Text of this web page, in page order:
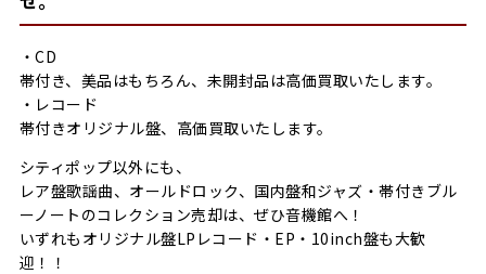
・CD
帯付き、美品はもちろん、未開封品は高価買取いたします。
・レコード
帯付きオリジナル盤、高価買取いたします。
シティポップ以外にも、
レア盤歌謡曲、オールドロック、国内盤和ジャズ・帯付きブル
ーノートのコレクション売却は、ぜひ音機館へ！
いずれもオリジナル盤LPレコード・EP・10inch盤も大歓
迎！！